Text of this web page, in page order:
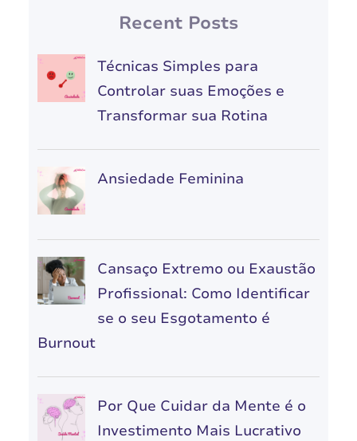
Recent Posts
Técnicas Simples para
Controlar suas Emoções e
Transformar sua Rotina
Ansiedade Feminina
Cansaço Extremo ou Exaustão
Profissional: Como Identificar
se o seu Esgotamento é
Burnout
Por Que Cuidar da Mente é o
Investimento Mais Lucrativo